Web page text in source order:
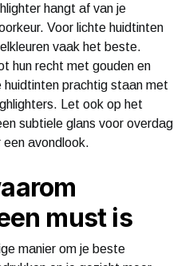
hangt af van je
Voor lichte huidtinten
vaak het beste.
hun recht met gouden en
prachtig staan met
Let ook op het
subtiele glans voor overdag
een avondlook.
must is
manier om je beste